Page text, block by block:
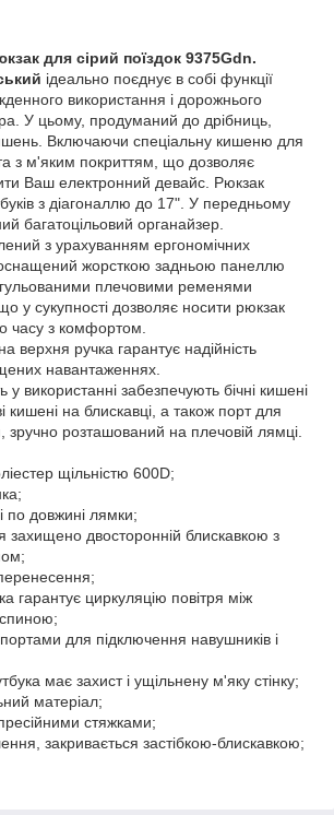
для сірий поїздок 9375Gdn.
ідеально поєднує в собі функції
використання і дорожнього
У цьому, продуманий до дрібниць,
Включаючи спеціальну кишеню для
з м'яким покриттям, що дозволяє
Ваш електронний девайс. Рюкзак
з діагоналлю до 17". У передньому
багатоцільовий органайзер.
з урахуванням ергономічних
оснащений жорсткою задньою панеллю
плечовими ременями
у сукупності дозволяє носити рюкзак
часу з комфортом.
верхня ручка гарантує надійність
навантаженнях.
у використанні забезпечують бічні кишені
кишені на блискавці, а також порт для
розташований на плечовій лямці.
щільністю 600D;
по довжині лямки;
захищено двосторонній блискавкою з
гарантує циркуляцію повітря між
для підключення навушників і
має захист і ущільнену м'яку стінку;
матеріал;
стяжками;
закривається застібкою-блискавкою;